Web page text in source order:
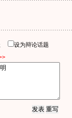
设为辩论话题